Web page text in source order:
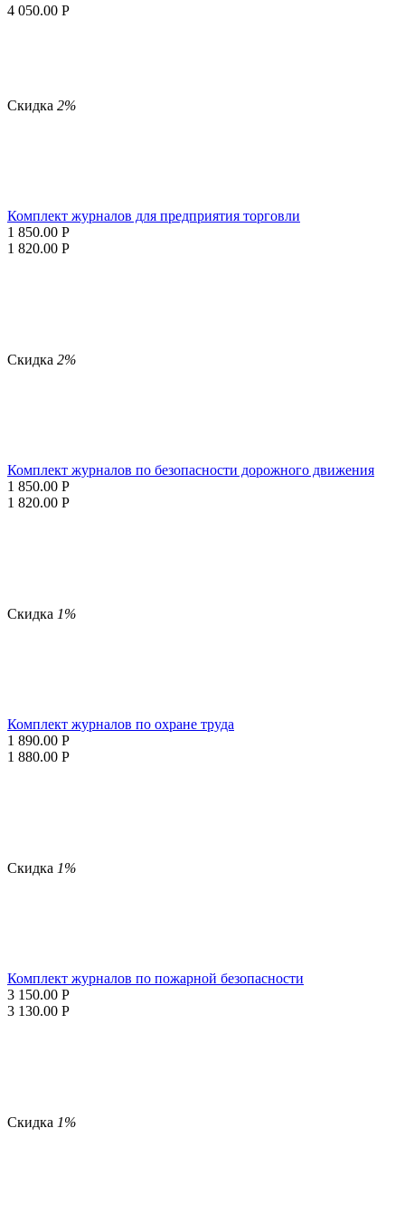
4 050.00 Р
Скидка 2%
Комплект журналов для предприятия торговли
1 850.00 Р
1 820.00 Р
Скидка 2%
Комплект журналов по безопасности дорожного движения
1 850.00 Р
1 820.00 Р
Скидка 1%
Комплект журналов по охране труда
1 890.00 Р
1 880.00 Р
Скидка 1%
Комплект журналов по пожарной безопасности
3 150.00 Р
3 130.00 Р
Скидка 1%